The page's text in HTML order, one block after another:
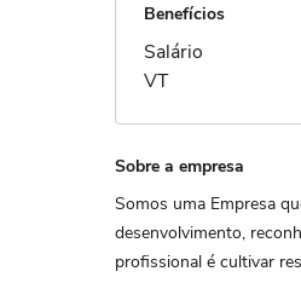
Benefícios
Salário
VT
Sobre a empresa
Somos uma Empresa
desenvolvimento,
profissional é cultivar